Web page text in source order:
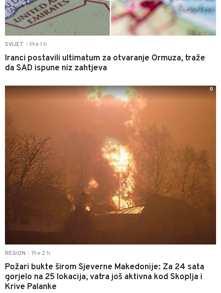
SVIJET Pre 1 h
Iranci postavili ultimatum za otvaranje Ormuza, traže
da SAD ispune niz zahtjeva
REGION Pre 2 h
Požari bukte širom Sjeverne Makedonije: Za 24 sata
gorjelo na 25 lokacija, vatra još aktivna kod Skoplja i
Krive Palanke
0